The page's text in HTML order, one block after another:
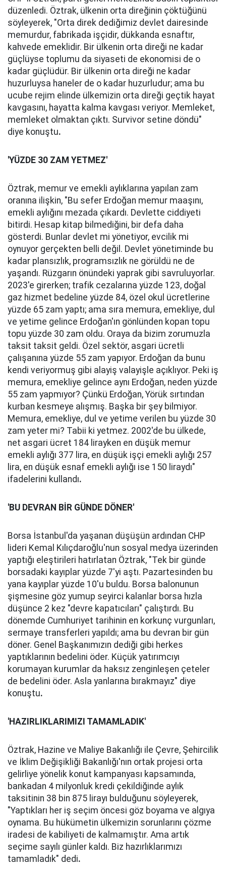
düzenledi. Öztrak, ülkenin orta direğinin çöktüğünü
söyleyerek, "Orta direk dediğimiz devlet dairesinde
memurdur, fabrikada işçidir, dükkanda esnaftır,
kahvede emeklidir. Bir ülkenin orta direği ne kadar
güçlüyse toplumu da siyaseti de ekonomisi de o
kadar güçlüdür. Bir ülkenin orta direği ne kadar
huzurluysa haneler de o kadar huzurludur; ama bu
ucube rejim elinde ülkemizin orta direği geçtik hayat
kavgasını, hayatta kalma kavgası veriyor. Memleket,
memleket olmaktan çıktı. Survivor setine döndü"
diye konuştu.
'YÜZDE 30 ZAM YETMEZ'
Öztrak, memur ve emekli aylıklarına yapılan zam
oranına ilişkin, "Bu sefer Erdoğan memur maaşını,
emekli aylığını mezada çıkardı. Devlette ciddiyeti
bitirdi. Hesap kitap bilmediğini, bir defa daha
gösterdi. Bunlar devlet mi yönetiyor, evcilik mi
oynuyor gerçekten belli değil. Devlet yönetiminde bu
kadar plansızlık, programsızlık ne görüldü ne de
yaşandı. Rüzgarın önündeki yaprak gibi savruluyorlar.
2023'e girerken; trafik cezalarına yüzde 123, doğal
gaz hizmet bedeline yüzde 84, özel okul ücretlerine
yüzde 65 zam yaptı; ama sıra memura, emekliye, dul
ve yetime gelince Erdoğan'ın gönlünden kopan topu
topu yüzde 30 zam oldu. Oraya da bizim zorumuzla
taksit taksit geldi. Özel sektör, asgari ücretli
çalışanına yüzde 55 zam yapıyor. Erdoğan da bunu
kendi veriyormuş gibi alayiş valayişle açıklıyor. Peki iş
memura, emekliye gelince aynı Erdoğan, neden yüzde
55 zam yapmıyor? Çünkü Erdoğan, Yörük sırtından
kurban kesmeye alışmış. Başka bir şey bilmiyor.
Memura, emekliye, dul ve yetime verilen bu yüzde 30
zam yeter mi? Tabii ki yetmez. 2002'de bu ülkede,
net asgari ücret 184 lirayken en düşük memur
emekli aylığı 377 lira, en düşük işçi emekli aylığı 257
lira, en düşük esnaf emekli aylığı ise 150 liraydı"
ifadelerini kullandı.
'BU DEVRAN BİR GÜNDE DÖNER'
Borsa İstanbul'da yaşanan düşüşün ardından CHP
lideri Kemal Kılıçdaroğlu'nun sosyal medya üzerinden
yaptığı eleştirileri hatırlatan Öztrak, "Tek bir günde
borsadaki kayıplar yüzde 7'yi aştı. Pazartesinden bu
yana kayıplar yüzde 10'u buldu. Borsa balonunun
şişmesine göz yumup seyirci kalanlar borsa hızla
düşünce 2 kez "devre kapatıcıları" çalıştırdı. Bu
dönemde Cumhuriyet tarihinin en korkunç vurgunları,
sermaye transferleri yapıldı; ama bu devran bir gün
döner. Genel Başkanımızın dediği gibi herkes
yaptıklarının bedelini öder. Küçük yatırımcıyı
korumayan kurumlar da haksız zenginleşen çeteler
de bedelini öder. Asla yanlarına bırakmayız" diye
konuştu.
'HAZIRLIKLARIMIZI TAMAMLADIK'
Öztrak, Hazine ve Maliye Bakanlığı ile Çevre, Şehircilik
ve İklim Değişikliği Bakanlığı'nın ortak projesi orta
gelirliye yönelik konut kampanyası kapsamında,
bankadan 4 milyonluk kredi çekildiğinde aylık
taksitinin 38 bin 875 lirayı bulduğunu söyleyerek,
"Yaptıkları her iş seçim öncesi göz boyama ve algıya
oynama. Bu hükümetin ülkemizin sorunlarını çözme
iradesi de kabiliyeti de kalmamıştır. Ama artık
seçime sayılı günler kaldı. Biz hazırlıklarımızı
tamamladık" dedi.